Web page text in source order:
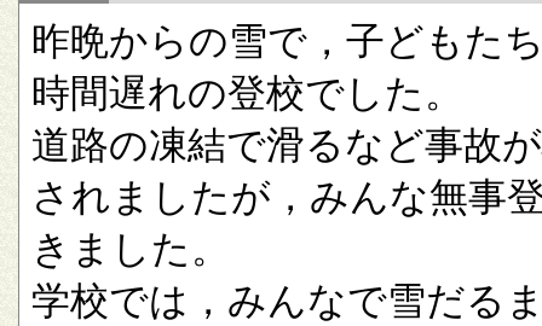
昨晩からの雪で，子どもた
時間遅れの登校でした。
道路の凍結で滑るなど事故
されましたが，みんな無事
きました。
学校では，みんなで雪だる